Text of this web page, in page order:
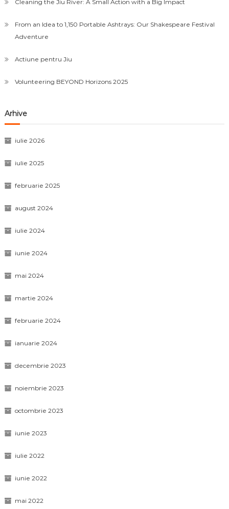
Cleaning the Jiu River: A Small Action with a Big Impact
From an Idea to 1,150 Portable Ashtrays: Our Shakespeare Festival
Adventure
Actiune pentru Jiu
Volunteering BEYOND Horizons 2025
Arhive
iulie 2026
iulie 2025
februarie 2025
august 2024
iulie 2024
iunie 2024
mai 2024
martie 2024
februarie 2024
ianuarie 2024
decembrie 2023
noiembrie 2023
octombrie 2023
iunie 2023
iulie 2022
iunie 2022
mai 2022